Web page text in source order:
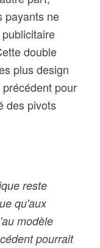
payants ne
double
plus design
pour
des pivots
reste
qu'aux
modèle
pourrait